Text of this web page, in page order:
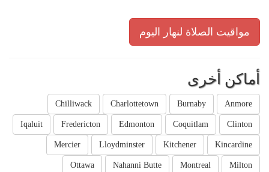
مواقيت الصلاة لنهار اليوم
أماكن أخرى
Anmore
Burnaby
Charlottetown
Chilliwack
Clinton
Coquitlam
Edmonton
Fredericton
Iqaluit
Kincardine
Kitchener
Lloydminster
Mercier
Milton
Montreal
Nahanni Butte
Ottawa